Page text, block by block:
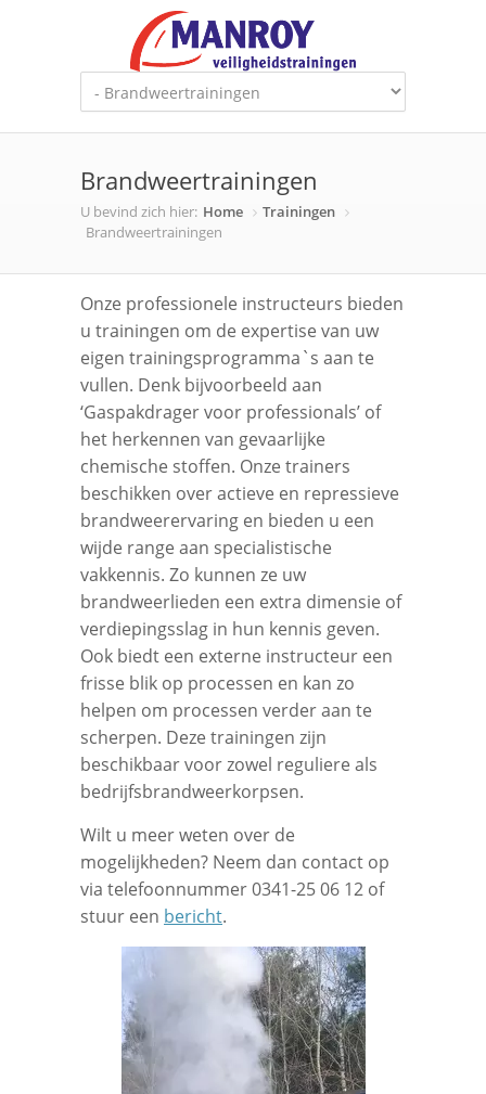
Brandweertrainingen
U bevind zich hier: Home
Trainingen
Brandweertrainingen
Onze professionele instructeurs bieden
u trainingen om de expertise van uw
eigen trainingsprogramma`s aan te
vullen. Denk bijvoorbeeld aan
‘Gaspakdrager voor professionals’ of
het herkennen van gevaarlijke
chemische stoffen. Onze trainers
beschikken over actieve en repressieve
brandweerervaring en bieden u een
wijde range aan specialistische
vakkennis. Zo kunnen ze uw
brandweerlieden een extra dimensie of
verdiepingsslag in hun kennis geven.
Ook biedt een externe instructeur een
frisse blik op processen en kan zo
helpen om processen verder aan te
scherpen. Deze trainingen zijn
beschikbaar voor zowel reguliere als
bedrijfsbrandweerkorpsen.
Wilt u meer weten over de
mogelijkheden? Neem dan contact op
via telefoonnummer 0341-25 06 12 of
stuur een bericht.